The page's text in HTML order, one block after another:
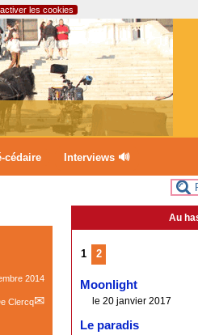
les cookies
cédaire Interviews 🔊
2014
Clercq
Au
1 2
Moonlight
le 20 janvier 2017
Le paradis